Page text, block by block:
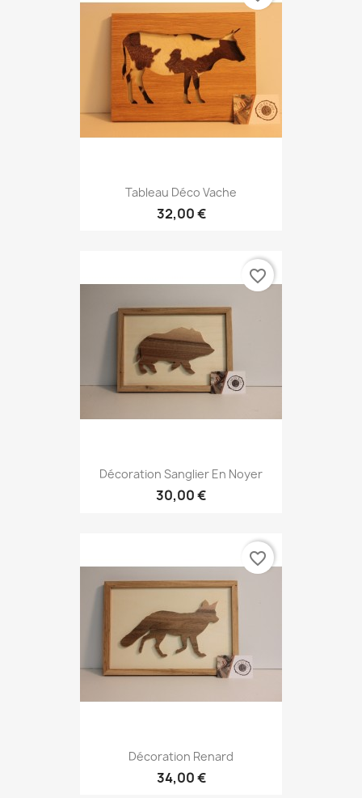
Tableau Déco Vache
32,00 €
Décoration Sanglier En Noyer
30,00 €
favorite_border
Décoration Renard
34,00 €
favorite_border